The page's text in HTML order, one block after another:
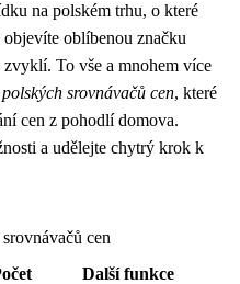
na polském trhu, o které
oblíbenou značku
zvyklí. To vše a mnohem více
srovnávačů cen, které
cen z pohodlí domova.
a udělejte chytrý krok k
cen
Další funkce